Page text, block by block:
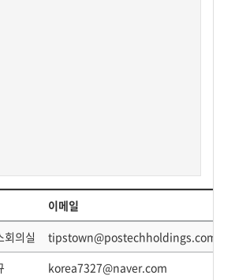
이메일
회의실 tipstown@postechholdings.com
korea7327@naver.com